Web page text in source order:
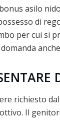
asilo
di
per cui si
richiesto
Il